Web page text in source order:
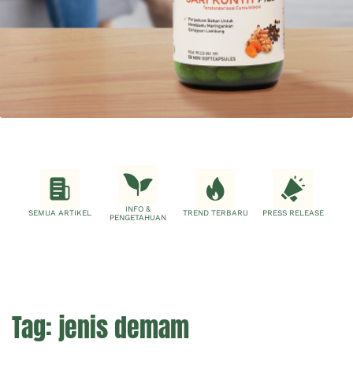
SEMUA ARTIKEL
INFO &
PENGETAHUAN
TREND TERBARU PRESS RELEASE
Tag:jenis demam